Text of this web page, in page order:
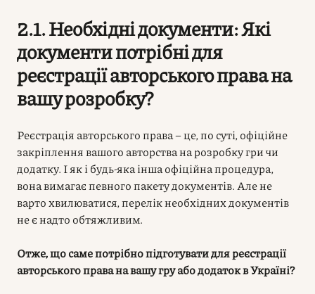
2.1. Необхідні документи: Які
документи потрібні для
реєстрації авторського права на
вашу розробку?
Реєстрація авторського права – це, по суті, офіційне
закріплення вашого авторства на розробку гри чи
додатку. І як і будь-яка інша офіційна процедура,
вона вимагає певного пакету документів. Але не
варто хвилюватися, перелік необхідних документів
не є надто обтяжливим.
Отже, що саме потрібно підготувати для реєстрації
авторського права на вашу гру або додаток в Україні?